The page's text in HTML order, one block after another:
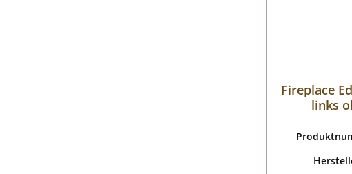
Fireplace
links